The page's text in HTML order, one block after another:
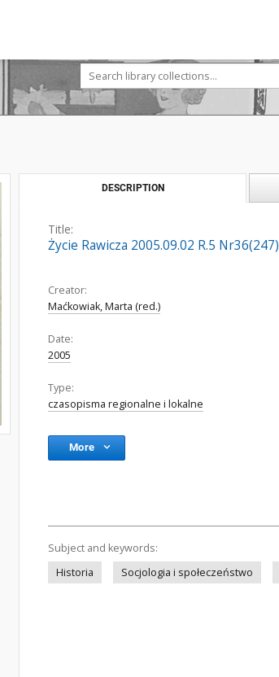
DESCRIPTION
Title:
Życie Rawicza 2005.09.02 R.5 Nr36(247)
Creator:
Maćkowiak, Marta (red.)
Date:
2005
Type:
czasopisma regionalne i lokalne
More
Subject and keywords:
Historia
Socjologia i społeczeństwo